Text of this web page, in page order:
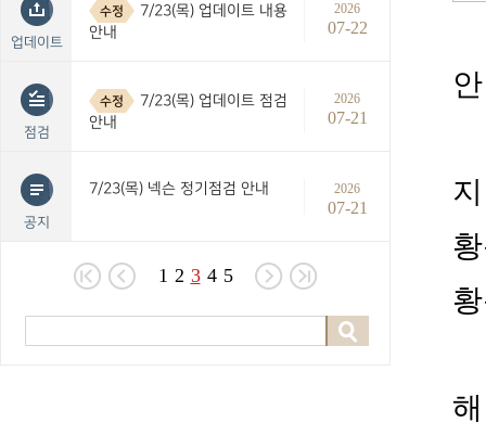
업데이트
수정
7/23(목) 업데이트 내용
안내
2026
07-22
점검
수정
7/23(목) 업데이트 점검
안내
2026
07-21
공지
7/23(목) 넥슨 정기점검 안내 2026
07-21
1 2 3 4 5